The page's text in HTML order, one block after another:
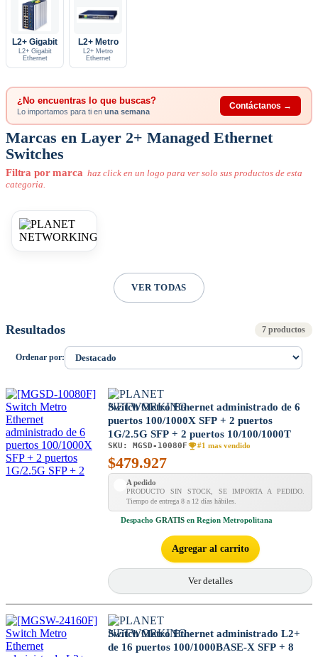
L2+ Gigabit
L2+ Gigabit
Ethernet
L2+ Metro
L2+ Metro
Ethernet
¿No encuentras lo que buscas?
Lo importamos para ti en una semana
Contáctanos →
Marcas en Layer 2+ Managed Ethernet
Switches
Filtra por marca haz click en un logo para ver solo sus productos de esta
categoria.
VER TODAS
Resultados 7 productos
Ordenar por:
Switch Metro Ethernet administrado de 6
puertos 100/1000X SFP + 2 puertos
1G/2.5G SFP + 2 puertos 10/100/1000T
SKU: MGSD-10080F #1 mas vendido
$479.927
A pedido
PRODUCTO SIN STOCK, SE IMPORTA A PEDIDO.
Tiempo de entrega 8 a 12 días hábiles.
Despacho GRATIS en Region Metropolitana
Agregar al carrito
Ver detalles
Switch Metro Ethernet administrado L2+
de 16 puertos 100/1000BASE-X SFP + 8